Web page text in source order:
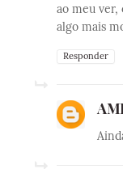
ao meu
algo mais
Responder